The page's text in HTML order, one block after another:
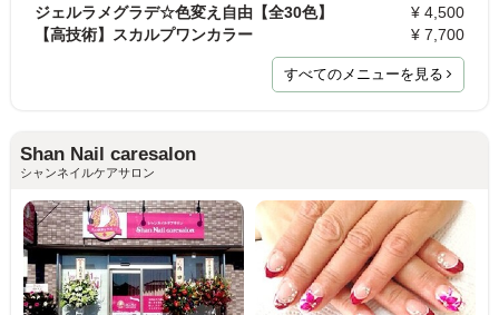
ジェルラメグラデ☆色変え自由【全30色】
¥ 4,500
【高技術】スカルプワンカラー
¥ 7,700
すべてのメニューを見る
Shan Nail caresalon
シャンネイルケアサロン